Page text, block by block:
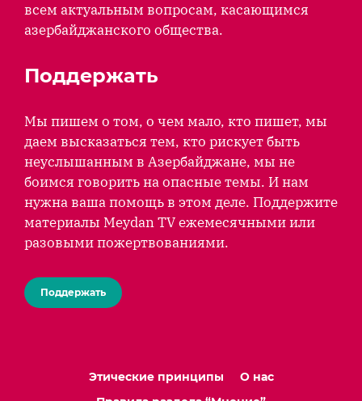
всем актуальным вопросам, касающимся
азербайджанского общества.
Поддержать
Мы пишем о том, о чем мало, кто пишет, мы
даем высказаться тем, кто рискует быть
неуслышанным в Азербайджане, мы не
боимся говорить на опасные темы. И нам
нужна ваша помощь в этом деле. Поддержите
материалы Meydan TV ежемесячными или
разовыми пожертвованиями.
Поддержать
Этические принципы
О нас